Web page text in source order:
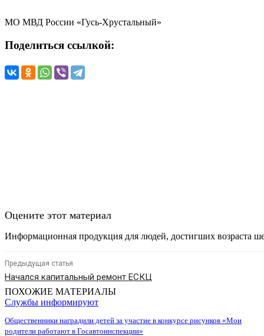
МО МВД России «Гусь-Хрустальный»
Поделиться ссылкой:
Оцените этот материал
Информационная продукция для людей, достигших возраста
Предыдущая статья
Начался капитальный ремонт ЕСКЦ
ПОХОЖИЕ МАТЕРИАЛЫ
Службы информируют
Общественники наградили детей за участие в конкурсе рисунков «Мои
родители работают в Госавтоинспекции»